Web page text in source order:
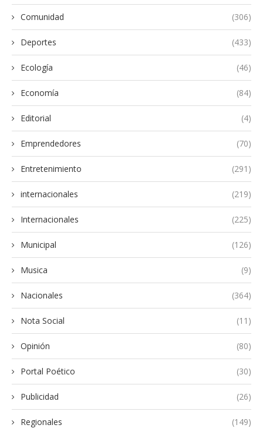
Comunidad (306)
Deportes (433)
Ecología (46)
Economía (84)
Editorial (4)
Emprendedores (70)
Entretenimiento (291)
internacionales (219)
Internacionales (225)
Municipal (126)
Musica (9)
Nacionales (364)
Nota Social (11)
Opinión (80)
Portal Poético (30)
Publicidad (26)
Regionales (149)